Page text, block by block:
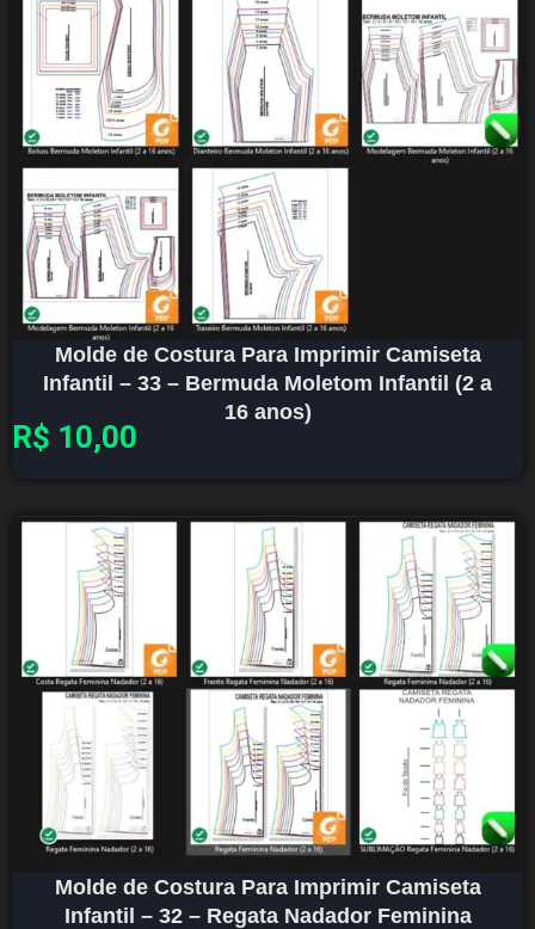
Molde de Costura Para Imprimir Camiseta
Infantil – 33 – Bermuda Moletom Infantil (2 a
16 anos)
R$ 10,00
Molde de Costura Para Imprimir Camiseta
Infantil – 32 – Regata Nadador Feminina